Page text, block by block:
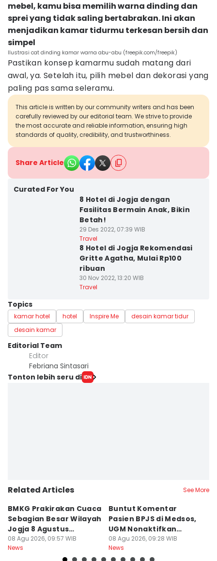
mebel, kamu bisa memilih warna dinding dan
sprei yang tidak saling bertabrakan. Ini akan
menjadikan kamar tidurmu terkesan bersih dan
simpel
Ilustrasi cat dinding kamar warna abu-abu (freepik.com/freepik)
Pastikan konsep kamarmu sudah matang dari
awal, ya. Setelah itu, pilih mebel dan dekorasi yang
paling pas sama seleramu.
This article is written by our community writers and has been
carefully reviewed by our editorial team. We strive to provide
the most accurate and reliable information, ensuring high
standards of quality, credibility, and trustworthiness.
Share Article
Curated For You
8 Hotel di Jogja dengan
Fasilitas Bermain Anak, Bikin
Betah!
29 Des 2022, 07:39 WIB
Travel
8 Hotel di Jogja Rekomendasi
Gritte Agatha, Mulai Rp100
ribuan
30 Nov 2022, 13:20 WIB
Travel
Topics
kamar hotel hotel Inspire Me
desain kamar tidur
desain kamar
Editorial Team
Editor
Febriana Sintasari
Tonton lebih seru di
Related Articles See More
BMKG Prakirakan Cuaca
Sebagian Besar Wilayah
Jogja 8 Agustus
Berawan
08 Agu 2026, 09:57 WIB
News
Buntut Komentar
Pasien BPJS di Medsos,
UGM Nonaktifkan
Dokter PPDS
08 Agu 2026, 09:28 WIB
News